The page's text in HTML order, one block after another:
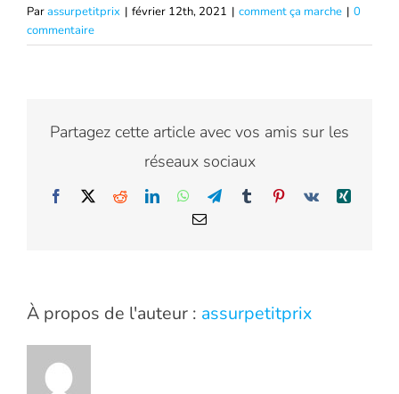
Parassurpetitprix | février 12th, 2021 | comment ça marche | 0
commentaire
Partagez cette article avec vos amis sur les
réseaux sociaux
Facebook
X RedditLinkedInWhatsApp
TelegramTumblrPinterest
Vk
Xing
Email
À propos de l'auteur : assurpetitprix